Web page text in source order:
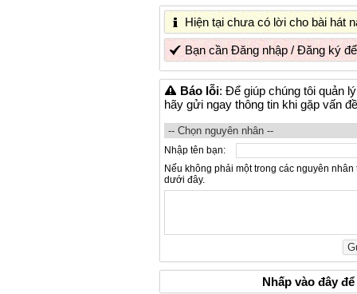
Hiện tại chưa có lời cho bài hát
Bạn cần Đăng nhập/Đăng ký
Báo lỗi: Để giúp chúng tôi quản
hãy gửi ngay thông tin khi gặp vấn
Nhập tên bạn:
Nếu không phải một trong các nguyên
dưới đây.
Nhấp vàođâyđể